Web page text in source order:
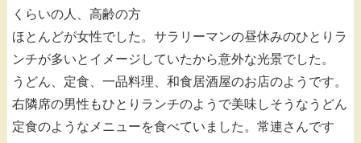
くらいの人、高齢の方
ほとんどが女性でした。サラリーマンの昼休みのひとりラ
ンチが多いとイメージしていたから意外な光景でした。
うどん、定食、一品料理、和食居酒屋のお店のようです。
右隣席の男性もひとりランチのようで美味しそうなうどん
定食のようなメニューを食べていました。常連さんです